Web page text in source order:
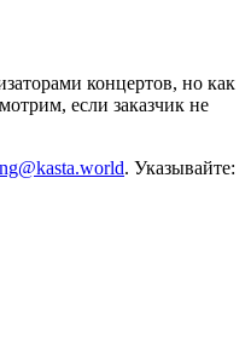
концертов, но как
если заказчик не
. Указывайте: